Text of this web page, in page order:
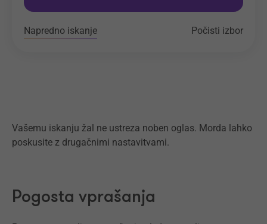
Napredno iskanje Počisti izbor
Vašemu iskanju žal ne ustreza noben oglas. Morda lahko
poskusite z drugačnimi nastavitvami.
Pogosta vprašanja